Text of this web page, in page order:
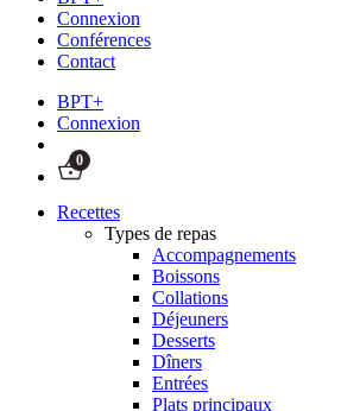
Connexion
Conférences
Contact
BPT+
Connexion
0
Recettes
Types de repas
Accompagnements
Boissons
Collations
Déjeuners
Desserts
Dîners
Entrées
Plats principaux